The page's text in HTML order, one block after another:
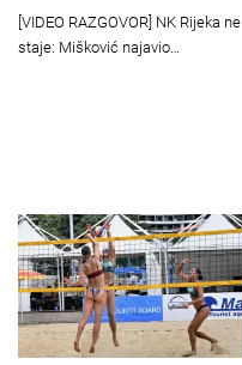
[VIDEO RAZGOVOR] NK Rijeka ne
staje: Mišković najavio…